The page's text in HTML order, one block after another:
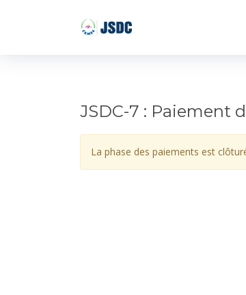
JSDC-7 : Paiement
La phase des paiements est